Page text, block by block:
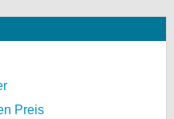
Preis